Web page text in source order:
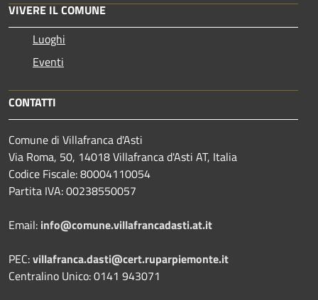
VIVERE IL COMUNE
Luoghi
Eventi
CONTATTI
Comune di Villafranca d'Asti
Via Roma, 50, 14018 Villafranca d'Asti AT, Italia
Codice Fiscale: 80004110054
Partita IVA: 00238550057
Email: info@comune.villafrancadasti.at.it
PEC:villafranca.dasti@cert.ruparpiemonte.it
Centralino Unico: 0141 943071